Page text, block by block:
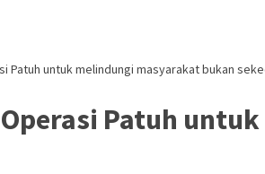
Patuh untuk melindungi masyarakat bukan
Patuh